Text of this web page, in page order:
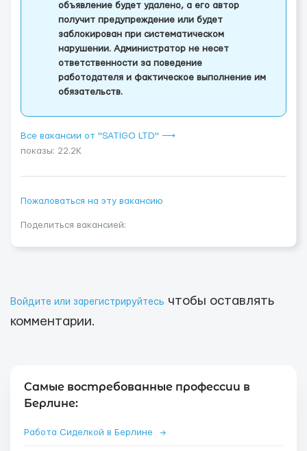
объявление будет удалено, а его автор
получит предупреждение или будет
заблокирован при систематическом
нарушении. Администратор не несет
ответственности за поведение
работодателя и фактическое выполнение им
обязательств.
Все вакансии от "SATIGO LTD" ⟶
показы: 22.2K
Пожаловаться на эту вакансию
Поделиться вакансией:
Войдите или зарегистрируйтесь чтобы оставлять
комментарии.
Самые востребованные профессии в
Берлине:
Работа Сиделкой в Берлине →